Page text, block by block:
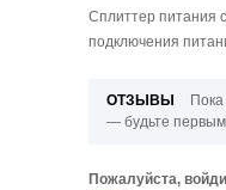
Сплиттер питания
подключения
ОТЗЫВЫ
— будьте
Пожалуйста,